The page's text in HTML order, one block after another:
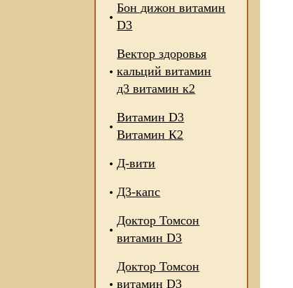
Бон дижон витамин
D3
Вектор здоровья
кальций витамин
д3 витамин к2
Витамин D3
Витамин К2
Д-вити
Д3-капс
Доктор Томсон
витамин D3
Доктор Томсон
витамин D3